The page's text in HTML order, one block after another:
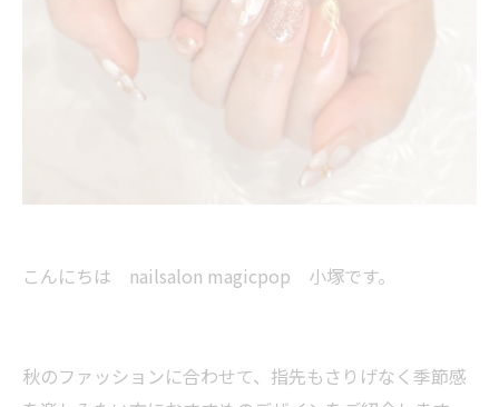
こんにちは nailsalon magicpop 小塚です。
秋のファッションに合わせて、指先もさりげなく季節感